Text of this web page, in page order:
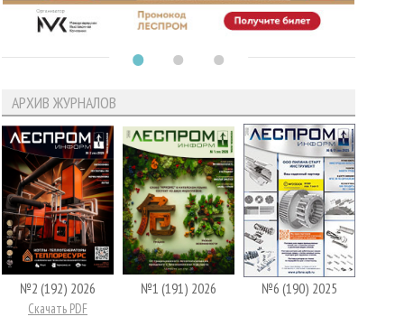
АРХИВ ЖУРНАЛОВ
№2 (192) 2026
Скачать PDF
№1 (191) 2026 №6 (190) 2025